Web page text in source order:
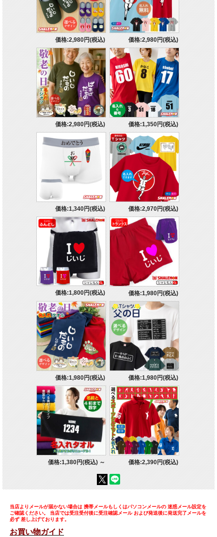
価格:2,980円(税込) 価格:2,980円(税込)
価格:2,980円(税込) 価格:1,350円(税込)
価格:1,340円(税込) 価格:2,970円(税込)
価格:1,800円(税込) 価格:1,980円(税込)
価格:1,980円(税込) 価格:1,980円(税込)
価格:1,380円(税込)～ 価格:2,390円(税込)
当店よりメールが届かない場合は 携帯メールもしくはパソコンメールの 迷惑メール設定を
ご確認ください。 当店では受注受付後に受注確認メール および発送後に発送完了メールを
必ず 差し上げております。
お買い物ガイド